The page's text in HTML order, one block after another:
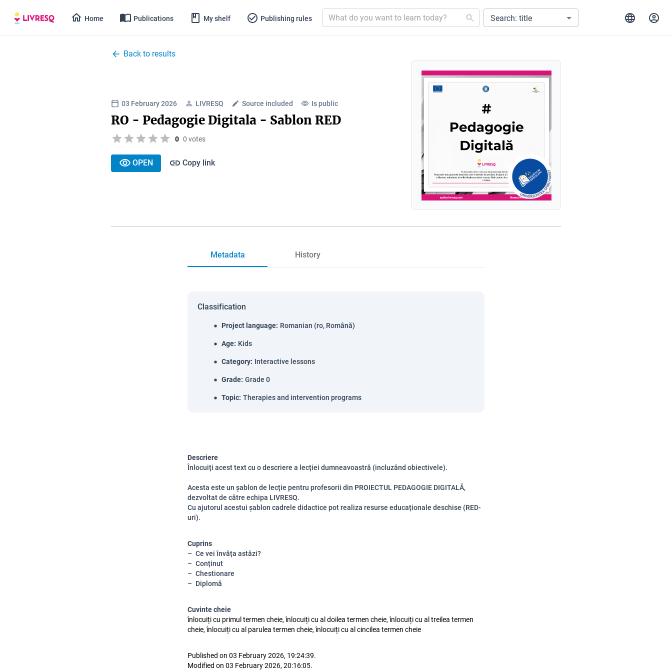
Home Publications My shelf Publishing rules Search: title
Back to results
03 February 2026 LIVRESQ Source included Is public
RO - Pedagogie Digitala - Sablon RED
0 0 votes
OPEN Copy link
Metadata History
Classification
Project language: Romanian (ro, Română)
Age: Kids
Category: Interactive lessons
Grade: Grade 0
Topic: Therapies and intervention programs
Descriere
Înlocuiți acest text cu o descriere a lecției dumneavoastră (incluzând obiectivele).
Acesta este un șablon de lecție pentru profesorii din PROIECTUL PEDAGOGIE DIGITALĂ,
dezvoltat de către echipa LIVRESQ.
Cu ajutorul acestui șablon cadrele didactice pot realiza resurse educaționale deschise (RED-
uri).
Cuprins
Ce vei învăța astăzi?
Conținut
Chestionare
Diplomă
Cuvinte cheie
înlocuiți cu primul termen cheie, înlocuiți cu al doilea termen cheie, înlocuiți cu al treilea termen
cheie, înlocuiți cu al parulea termen cheie, înlocuiți cu al cincilea termen cheie
Published on 03 February 2026, 19:24:39.
Modified on 03 February 2026, 20:16:05.